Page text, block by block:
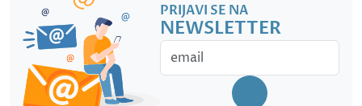
PRIJAVI SE NA
NEWSLETTER